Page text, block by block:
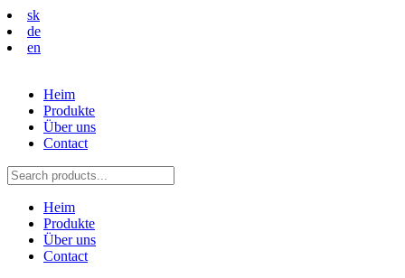
sk
de
en
Heim
Produkte
Über uns
Contact
Heim
Produkte
Über uns
Contact